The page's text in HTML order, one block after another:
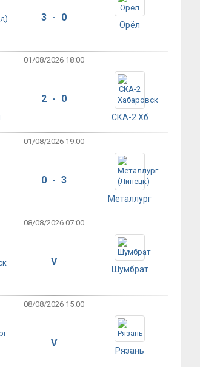
3 - 0
Орёл
01/08/2026 18:00
2 - 0
СКА-2 Хб
01/08/2026 19:00
0 - 3
Металлург
08/08/2026 07:00
V
Шумбрат
08/08/2026 15:00
V
Рязань